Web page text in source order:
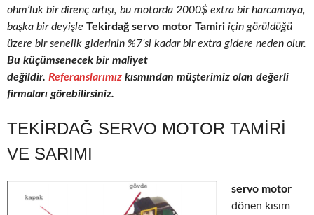
ohm’luk bir direnç artışı, bu motorda 2000$ extra bir harcamaya,
başka bir deyişle Tekirdağ servo motor Tamiri için görüldüğü
üzere bir senelik giderinin %7’si kadar bir extra gidere neden olur.
Bu küçümsenecek bir maliyet
değildir. Referanslarımız kısmından müşterimiz olan değerli
firmaları görebilirsiniz.
TEKIRDAĞ SERVO MOTOR TAMIRI
VE SARIMI
servo motor
dönen kısım